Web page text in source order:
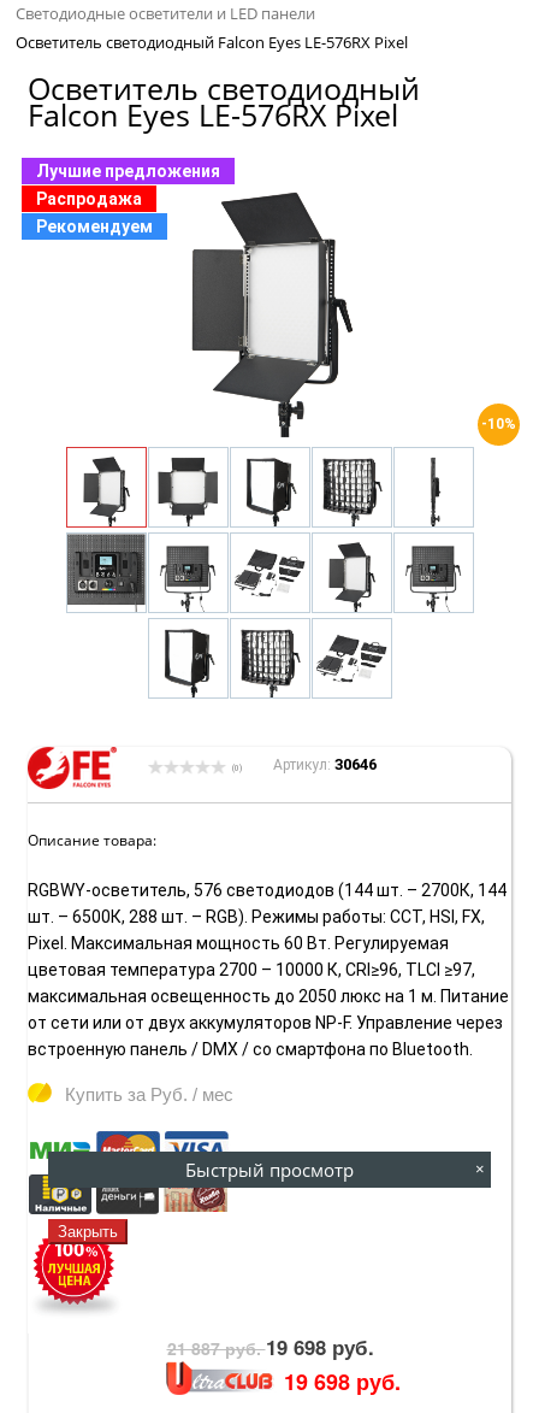
Светодиодные осветители и LED панели
Осветитель светодиодный Falcon Eyes LE-576RX Pixel
Осветитель светодиодный
Falcon Eyes LE-576RX Pixel
Лучшие предложения
Распродажа
Рекомендуем
-10%
(0) Артикул: 30646
Описание товара:
RGBWY-осветитель, 576 светодиодов (144 шт. – 2700К, 144
шт. – 6500К, 288 шт. – RGB). Режимы работы: CCT, HSI, FX,
Pixel. Максимальная мощность 60 Вт. Регулируемая
цветовая температура 2700 – 10000 К, CRI≥96, TLCI ≥97,
максимальная освещенность до 2050 люкс на 1 м. Питание
от сети или от двух аккумуляторов NP-F. Управление через
встроенную панель / DMX / со смартфона по Bluetooth.
Купить за Руб. / мес
21 887 руб.19 698 руб.
19 698 руб.
Быстрый просмотр ×
Закрыть